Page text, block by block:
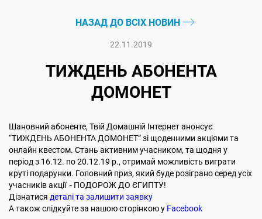
НАЗАД ДО ВСІХ НОВИН
22.11.2019
ТИЖДЕНЬ АБОНЕНТА
ДОМОНЕТ
Шановний абоненте, Твій Домашній Інтернет анонсує
“ТИЖДЕНЬ АБОНЕНТА ДОМОНЕТ” зі щоденними акціями та
онлайн квестом. Стань активним учасником, та щодня у
період з 16.12. по 20.12.19 р., отримай можливість виграти
круті подарунки. Головний приз, який буде розіграно серед усіх
учасників акції - ПОДОРОЖ ДО ЄГИПТУ!
Дізнатися деталі та залишити заявку
А також слідкуйте за нашою сторінкою у Facebook